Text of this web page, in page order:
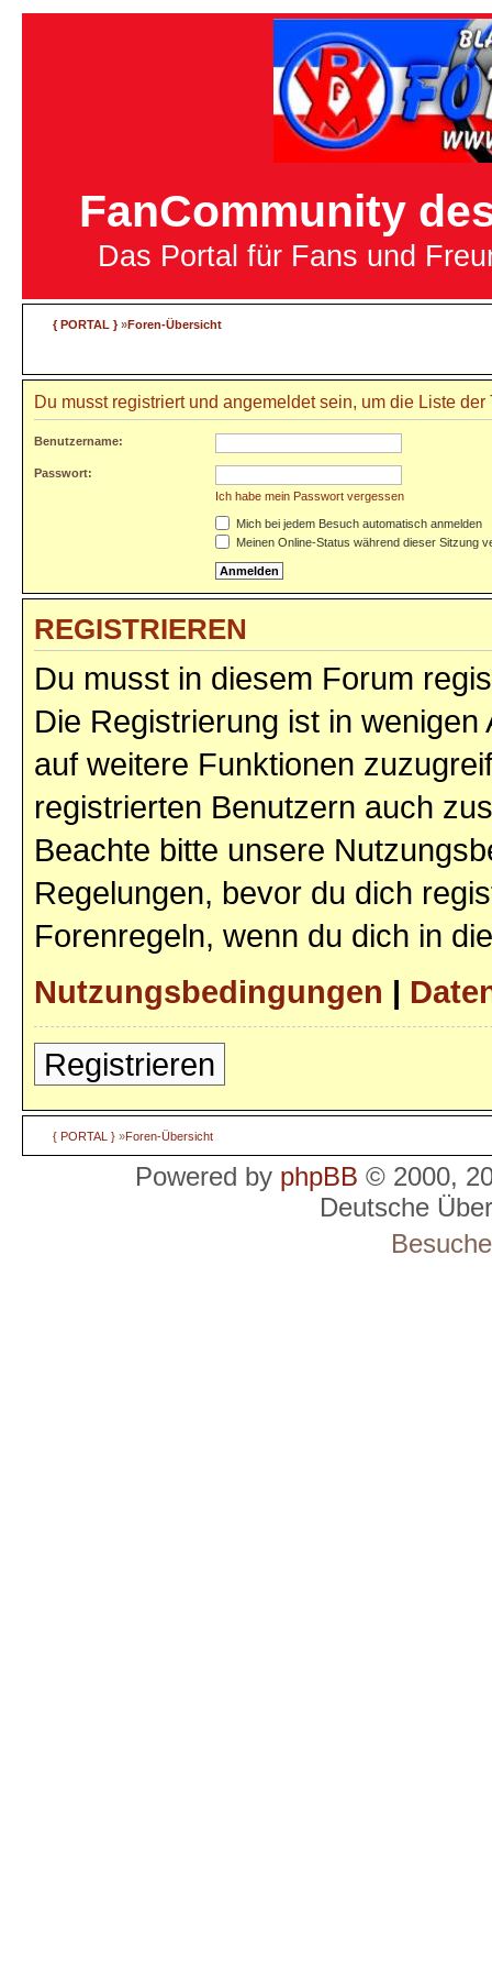
FanCommunity
Das Portal für Fans und
{ PORTAL }»Foren-Übersicht
Du musst registriert und angemeldet sein, um die Liste
Benutzername:
Passwort:
Ich habe mein Passwort vergessen
Mich bei jedem Besuch automatisch anmelden
Meinen Online-Status während dieser Sitzung
REGISTRIEREN
Du musst in diesem Forum
Die Registrierung ist in
auf weitere Funktionen
registrierten Benutzern auch
Beachte bitte unsere
Regelungen, bevor du dich
Forenregeln, wenn du dich in
Nutzungsbedingungen |
Registrieren
{ PORTAL } »Foren-Übersicht
Powered by phpBB © 2000,
Deutsche